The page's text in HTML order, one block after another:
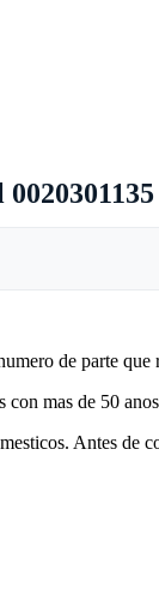
de parte que
mas de 50
Antes